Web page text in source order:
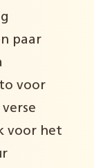
paar
voor
voor het